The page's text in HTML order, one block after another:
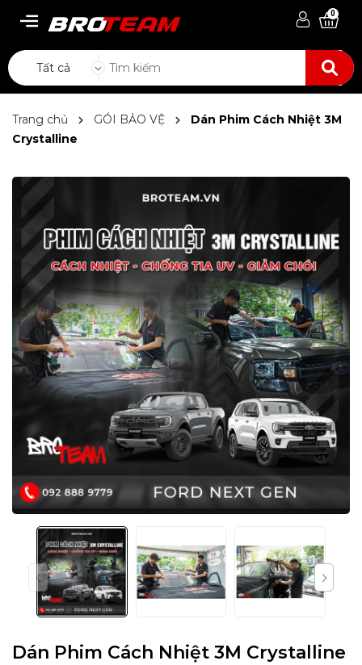
0
Tất cả
Trang chủ GÓI BẢO VỆ
Dán Phim Cách Nhiệt 3M
Crystalline
Dán Phim Cách Nhiệt 3M Crystalline